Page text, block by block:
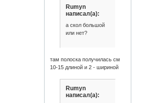
Rumyn
написал(а):
а скол большой
или нет?
там полоска получилась см
10-15 длиной и 2 - шириной
Rumyn
написал(а):